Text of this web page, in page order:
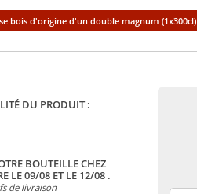
bois d'origine d'un double magnum (1x300cl)
DU PRODUIT :
BOUTEILLE CHEZ
LE 09/08 ET LE 12/08 .
de livraison